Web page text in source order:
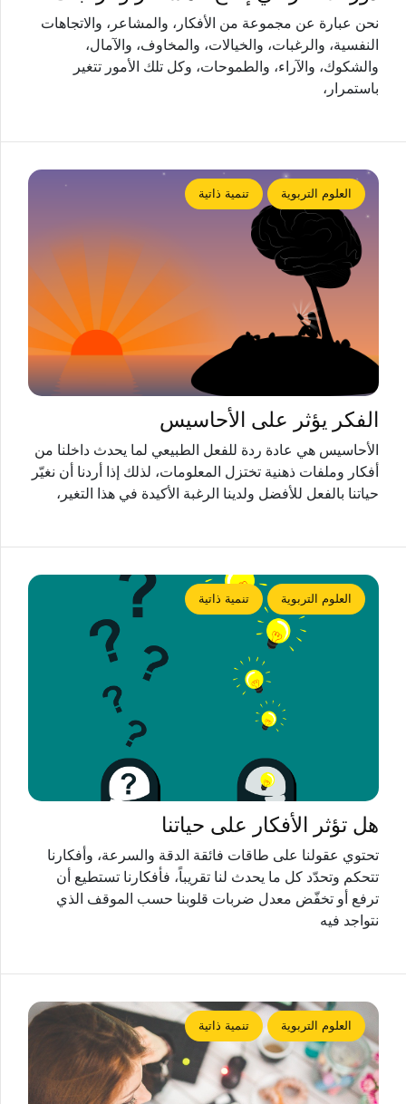
نحن عبارة عن مجموعة من الأفكار، والمشاعر، والاتجاهات
النفسية، والرغبات، والخيالات، والمخاوف، والآمال،
والشكوك، والآراء، والطموحات، وكل تلك الأمور تتغير
باستمرار،
العلوم التربوية تنمية ذاتية
الفكر يؤثر على الأحاسيس
الأحاسيس هي عادة ردة للفعل الطبيعي لما يحدث داخلنا من
أفكار وملفات ذهنية تختزل المعلومات، لذلك إذا أردنا أن نغيّر
حياتنا بالفعل للأفضل ولدينا الرغبة الأكيدة في هذا التغير،
العلوم التربوية تنمية ذاتية
هل تؤثر الأفكار على حياتنا
تحتوي عقولنا على طاقات فائقة الدقة والسرعة، وأفكارنا
تتحكم وتحدّد كل ما يحدث لنا تقريباً، فأفكارنا تستطيع أن
ترفع أو تخفّض معدل ضربات قلوبنا حسب الموقف الذي
نتواجد فيه
العلوم التربوية تنمية ذاتية